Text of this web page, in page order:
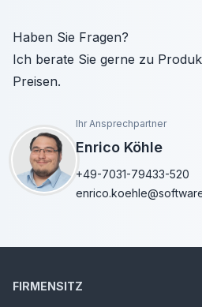
Haben Sie Fragen?
Ich berate Sie gerne zu
Preisen.
Ihr Ansprechpartner
Enrico Köhle
+49-7031-79433-520
FIRMENSITZ